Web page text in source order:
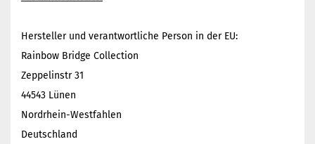
Hersteller und verantwortliche Person in der EU:
Rainbow Bridge Collection
Zeppelinstr 31
44543 Lünen
Nordrhein-Westfahlen
Deutschland